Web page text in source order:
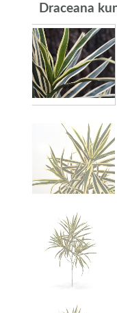
Draceana